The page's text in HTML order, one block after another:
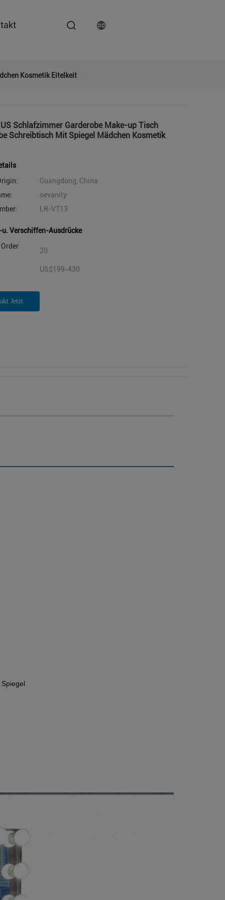
Kosmetik Eitelkeit
Schlafzimmer Garderobe Make-up Tisch
Schreibtisch Mit Spiegel Mädchen Kosmetik
Guangdong, China
oevanity
LR-VT13
Verschiffen-Ausdrücke
20
US$199-430
Jetzt